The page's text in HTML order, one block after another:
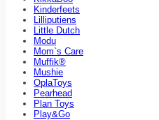
Kinderfeets
Lilliputiens
Little Dutch
Modu
Mom`s Care
Muffik®
Mushie
OplaToys
Pearhead
Plan Toys
Play&Go